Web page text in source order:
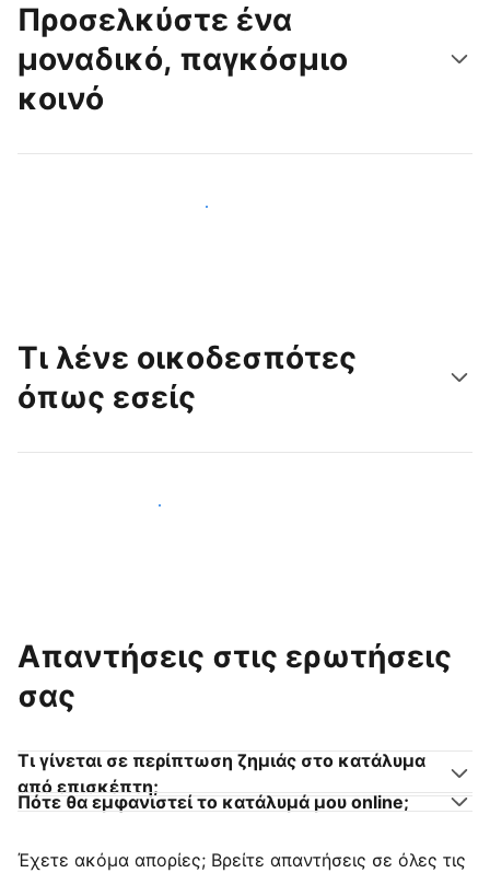
Προσελκύστε ένα
μοναδικό, παγκόσμιο
κοινό
Προσελκύστε νέους επισκέπτες σήμερα
Τι λένε οικοδεσπότες
όπως εσείς
Γίνετε κι εσείς οικοδεσπότης
Απαντήσεις στις ερωτήσεις
σας
Τι γίνεται σε περίπτωση ζημιάς στο κατάλυμα
από επισκέπτη;
Πότε θα εμφανιστεί το κατάλυμά μου online;
Έχετε ακόμα απορίες; Βρείτε απαντήσεις σε όλες τις